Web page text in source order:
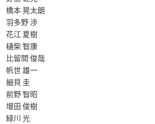
橋本 晃太朗
羽多野 渉
花江 夏樹
樋柴 智康
比留間 俊哉
帆世 雄一
細貝 圭
前野 智昭
増田 俊樹
緑川 光